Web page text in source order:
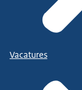
Vacatures